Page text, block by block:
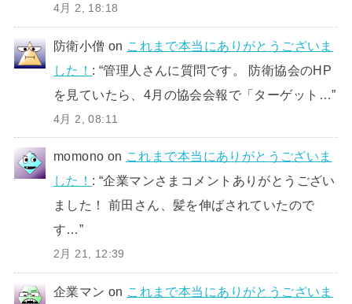
4月 2, 18:18
防衛小僧 on これまで本当にありがとうございま
した！ : “管理人さんに質問です。 防衛協会のHP
を見ていたら、4月の協会会報で「ターゲット…”
4月 2, 08:11
momono on これまで本当にありがとうございま
した！ : “企業マンさまコメントありがとうござい
ました！ 前田さん、髪を伸ばされていたので
す…”
2月 21, 12:39
企業マン on これまで本当にありがとうございま